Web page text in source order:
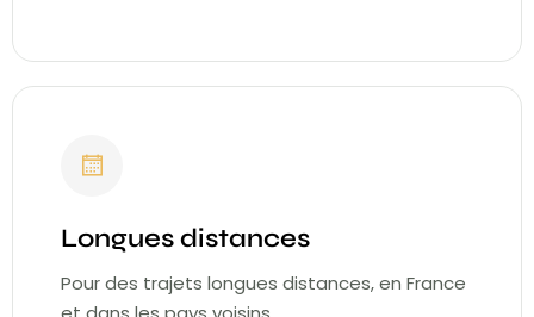
Longues distances
Pour des trajets longues distances, en France